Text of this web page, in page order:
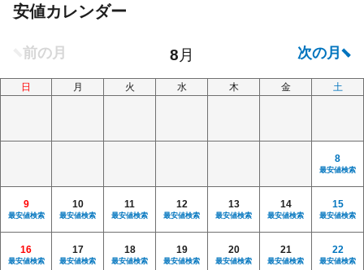
安値カレンダー
日 月 火 水 木 金 土
8
最安値検索
9
最安値検索
10
最安値検索
11
最安値検索
12
最安値検索
13
最安値検索
14
最安値検索
15
最安値検索
16
最安値検索
17
最安値検索
18
最安値検索
19
最安値検索
20
最安値検索
21
最安値検索
22
最安値検索